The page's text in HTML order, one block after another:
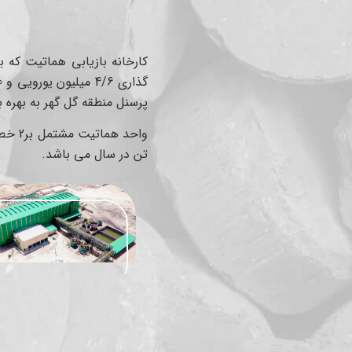
پرسنل منطقه گل گهر به بهره
تن در سال می باشد.